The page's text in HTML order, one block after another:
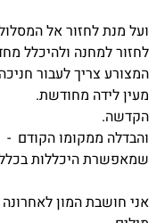
ועל מנת לחזור אל
לחזור למחנה ולהיכלל
המצורע צריך לעבור
מעין לידה מחודשת.
הקדשה.
והבדלה ממקומו הקודם  -
שמאפשרת היכללות
אני חושבת המון